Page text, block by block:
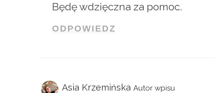
Będę wdzięczna za pomoc.
ODPOWIEDZ
Asia Krzemińska Autor wpisu